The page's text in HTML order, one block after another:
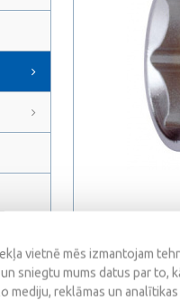
vietnē mēs izmantojam
sniegtu mums datus par to,
mediju, reklāmas un